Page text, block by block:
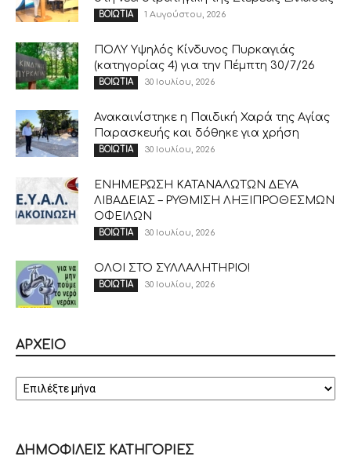
ΒΟΙΩΤΙΑ 1 Αυγούστου, 2026
ΠΟΛΥ Υψηλός Κίνδυνος Πυρκαγιάς
(κατηγορίας 4) για την Πέμπτη 30/7/26
ΒΟΙΩΤΙΑ 30 Ιουλίου, 2026
Ανακαινίστηκε η Παιδική Χαρά της Αγίας
Παρασκευής και δόθηκε για χρήση
ΒΟΙΩΤΙΑ 30 Ιουλίου, 2026
ΕΝΗΜΕΡΩΣΗ ΚΑΤΑΝΑΛΩΤΩΝ ΔΕΥΑ
ΛΙΒΑΔΕΙΑΣ – ΡΥΘΜΙΣΗ ΛΗΞΙΠΡΟΘΕΣΜΩΝ
ΟΦΕΙΛΩΝ
ΒΟΙΩΤΙΑ 30 Ιουλίου, 2026
ΟΛΟΙ ΣΤΟ ΣΥΛΛΑΛΗΤΗΡΙΟ!
ΒΟΙΩΤΙΑ 30 Ιουλίου, 2026
ΑΡΧΕΙΟ
ΔΗΜΟΦΙΛΕΙΣ ΚΑΤΗΓΟΡΙΕΣ